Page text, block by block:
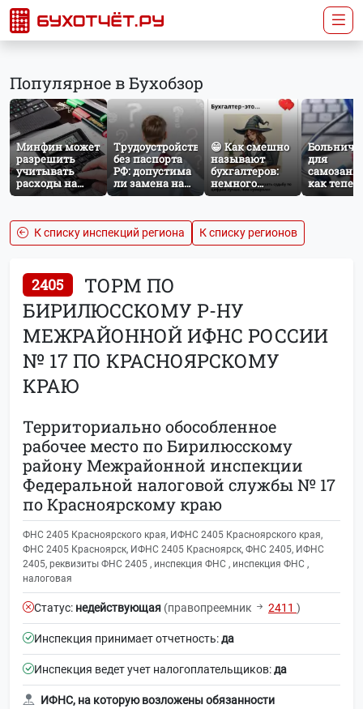
Популярное в Бухобзор
Минфин может
разрешить
учитывать
расходы на
защиту от
расчёте налога
на прибыль
Трудоустройство
без паспорта
РФ: допустима
ли замена на
загранпаспорт?
😁 Как смешно
называют
бухгалтеров:
немного
профессионального
для
как
работает
К списку инспекций региона К списку регионов
2405
ТОРМ ПО
БИРИЛЮССКОМУ Р-НУ
МЕЖРАЙОННОЙ ИФНС РОССИИ
№ 17 ПО КРАСНОЯРСКОМУ
КРАЮ
Территориально обособленное
рабочее место по Бирилюсскому
району Межрайонной инспекции
Федеральной налоговой службы № 17
по Красноярскому краю
ФНС 2405 Красноярского края, ИФНС 2405 Красноярского края,
ФНС 2405 Красноярск, ИФНС 2405 Красноярск, ФНС 2405, ИФНС
2405, реквизиты ФНС 2405 , инспекция ФНС , инспекция ФНС ,
налоговая
Статус: недействующая (правопреемник 2411 )
Инспекция принимает отчетность:да
Инспекция ведет учет налогоплательщиков:да
ИФНС, на которую возложены обязанности